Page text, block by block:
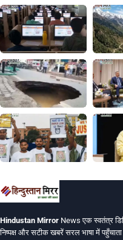
Hindustan Mirror News एक स्वतंत्र
निष्पक्ष और सटीक खबरें सरल भाषा में पहुँचाता